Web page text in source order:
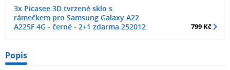
3x Picasee 3D tvrzené sklo s
rámečkem pro Samsung Galaxy A22
A225F 4G - černé - 2+1 zdarma 252012
799 Kč
Popis